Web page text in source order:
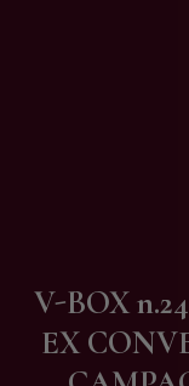
V-BOX
EX
Contatti